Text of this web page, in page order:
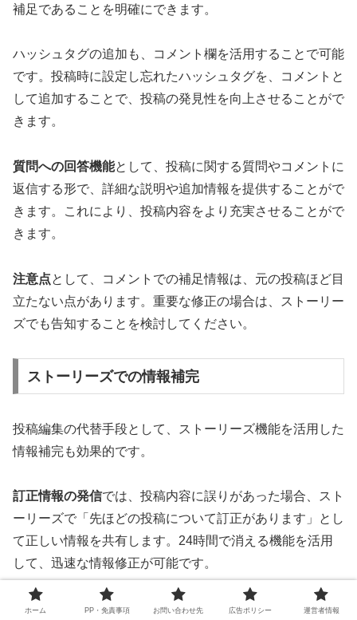
補足であることを明確にできます。
ハッシュタグの追加も、コメント欄を活用することで可能
です。投稿時に設定し忘れたハッシュタグを、コメントと
して追加することで、投稿の発見性を向上させることがで
きます。
質問への回答機能として、投稿に関する質問やコメントに
返信する形で、詳細な説明や追加情報を提供することがで
きます。これにより、投稿内容をより充実させることがで
きます。
注意点として、コメントでの補足情報は、元の投稿ほど目
立たない点があります。重要な修正の場合は、ストーリー
ズでも告知することを検討してください。
ストーリーズでの情報補完
投稿編集の代替手段として、ストーリーズ機能を活用した
情報補完も効果的です。
訂正情報の発信では、投稿内容に誤りがあった場合、スト
ーリーズで「先ほどの投稿について訂正があります」とし
て正しい情報を共有します。24時間で消える機能を活用
して、迅速な情報修正が可能です。
追加情報の提供として、投稿で伝えきれなかった詳細情報
ホーム PP・免責事項 お問い合わせ先 広告ポリシー 運営者情報